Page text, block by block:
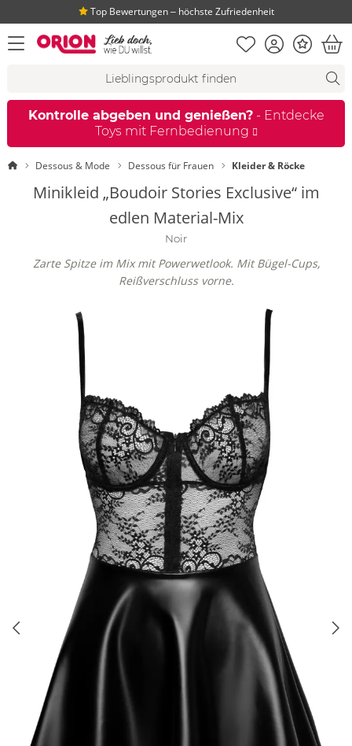
Top Bewertungen ‒ höchste Zufriedenheit
Menü öffnen Merkliste
KontoBonus
Kontrolle abgeben und genießen?- Entdecke
Toys mit Fernbedienung
StartseiteDessous & Mode Dessous für Frauen Kleider & Röcke
Minikleid „Boudoir Stories Exclusive“ im
edlen Material-Mix
Noir
Zarte Spitze im Mix mit Powerwetlook. Mit Bügel-Cups,
Reißverschluss vorne.